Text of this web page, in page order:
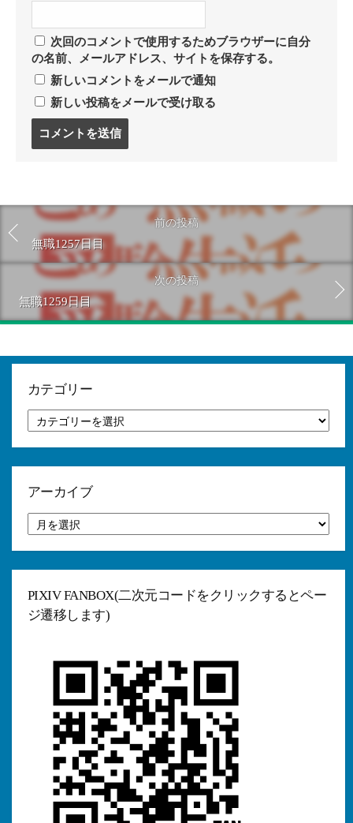
次回のコメントで使用するためブラウザーに自分
の名前、メールアドレス、サイトを保存する。
新しいコメントをメールで通知
新しい投稿をメールで受け取る
る
前の投稿
無職1257日目
次の投稿
無職1259日目
カテゴリー
テ
ゴ
アーカイブ
ー
カ
PIXIV FANBOX(二次元コードをクリックするとペー
ジ遷移します)